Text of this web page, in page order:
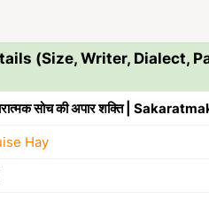
(Size, Writer, Dialect,
सोच की अपार शक्ति |
Hay